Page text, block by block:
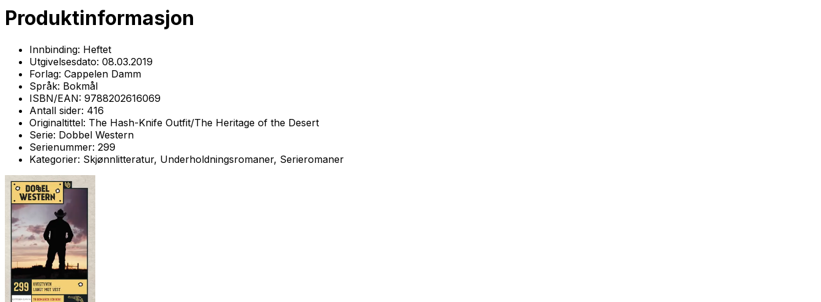
Produktinformasjon
Innbinding: Heftet
Utgivelsesdato: 08.03.2019
Forlag: Cappelen Damm
Språk: Bokmål
ISBN/EAN: 9788202616069
Antall sider: 416
Originaltittel: The Hash-Knife Outfit/The Heritage of the Desert
Serie: Dobbel Western
Serienummer: 299
Kategorier: Skjønnlitteratur, Underholdningsromaner, Serieromaner